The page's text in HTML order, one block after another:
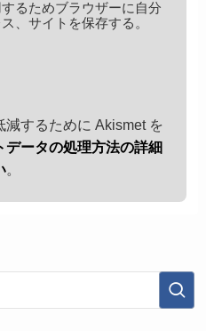
るためブラウザーに自分
、サイトを保存する。
減するために Akismet を
データの処理方法の詳細
。